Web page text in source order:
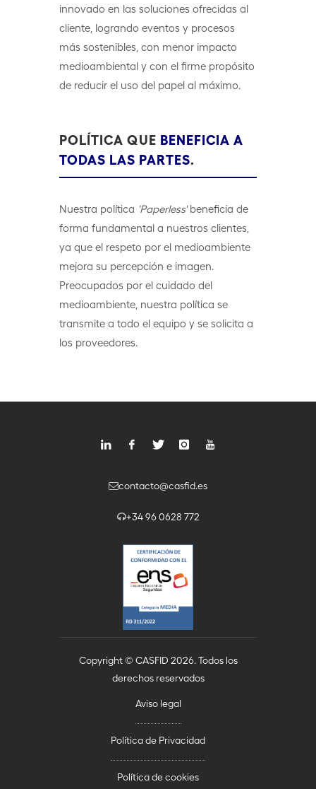
innovado en las soluciones ofrecidas al
cliente, logrando eventos y procesos
más sostenibles, con menor impacto
medioambiental y con el firme propósito
de reducir el uso del papel al máximo.
POLÍTICA QUE BENEFICIA A
TODAS LAS PARTES.
Nuestra política 'Paperless'beneficia de
forma fundamental a nuestros clientes,
ya que el respeto por el medioambiente
mejora su percepción e imagen.
Preocupados por el cuidado del
medioambiente, nuestra política se
transmite a todo el equipo y se solicita a
los proveedores.
Copyright © CASFID 2026. Todos los
derechos reservados
Aviso legal
Política de Privacidad
Política de cookies
contacto@casfid.es
+34 96 0628 772